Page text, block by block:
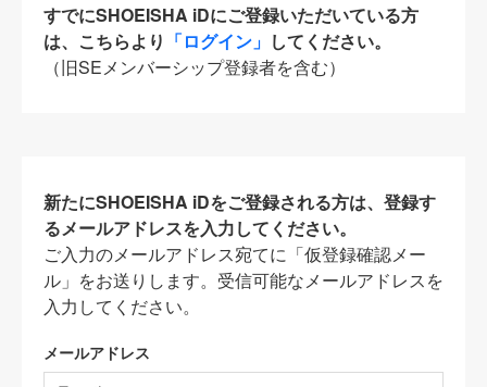
すでにSHOEISHA iDにご登録いただいている方
は、こちらより 「ログイン」 してください。
（旧SEメンバーシップ登録者を含む）
新たにSHOEISHA iDをご登録される方は、登録す
るメールアドレスを入力してください。
ご入力のメールアドレス宛てに「仮登録確認メー
ル」をお送りします。受信可能なメールアドレスを
入力してください。
メールアドレス